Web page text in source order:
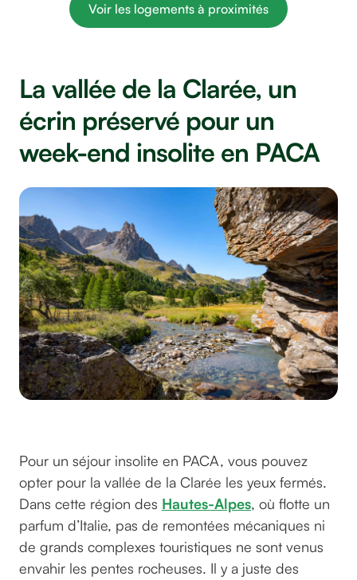
Voir les logements à proximités
La vallée de la Clarée, un
écrin préservé pour un
week-end insolite en PACA
Pour un séjour insolite en PACA, vous pouvez
opter pour la vallée de la Clarée les yeux fermés.
Dans cette région des Hautes-Alpes, où flotte un
parfum d’Italie, pas de remontées mécaniques ni
de grands complexes touristiques ne sont venus
envahir les pentes rocheuses. Il y a juste des